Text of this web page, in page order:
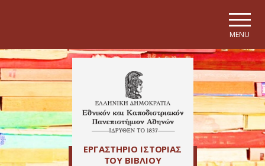
MENU
ΕΡΓΑΣΤΗΡΙΟ ΙΣΤΟΡΙΑΣ
ΤΟΥ ΒΙΒΛΙΟΥ